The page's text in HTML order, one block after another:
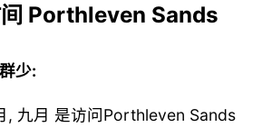
间 Porthleven Sands
少:
, 九月 是访问Porthleven Sands